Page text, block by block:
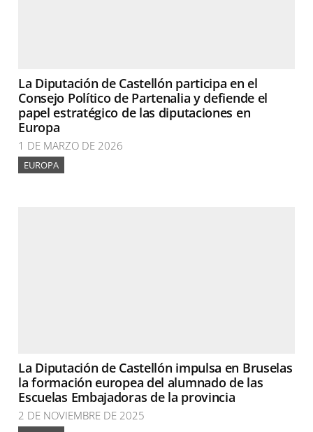
La Diputación de Castellón participa en el
Consejo Político de Partenalia y defiende el
papel estratégico de las diputaciones en
Europa
1 DE MARZO DE 2026
EUROPA
La Diputación de Castellón impulsa en Bruselas
la formación europea del alumnado de las
Escuelas Embajadoras de la provincia
2 DE NOVIEMBRE DE 2025